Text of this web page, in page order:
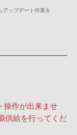
アップデート作業を
操作が出来ませ
供給を行ってくだ